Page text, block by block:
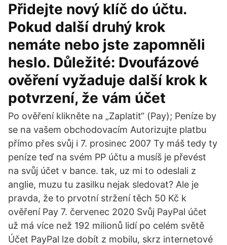
Přidejte nový klíč do účtu.
Pokud další druhý krok
nemáte nebo jste zapomněli
heslo. Důležité: Dvoufázové
ověření vyžaduje další krok k
potvrzení, že vám účet
Po ověření klikněte na „Zaplatit“ (Pay); Peníze by
se na vašem obchodovacím Autorizujte platbu
přímo přes svůj i 7. prosinec 2007 Ty máš tedy ty
peníze teď na svém PP účtu a musíš je převést
na svůj účet v bance. tak, uz mi to odeslali z
anglie, muzu tu zasilku nejak sledovat? Ale je
pravda, že to prvotní stržení těch 50 Kč k
ověření Pay 7. červenec 2020 Svůj PayPal účet
už má více než 192 milionů lidí po celém světě
Účet PayPal lze dobít z mobilu, skrz internetové